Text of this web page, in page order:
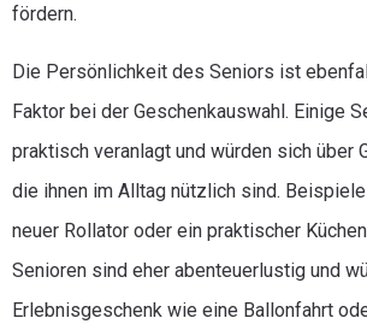
fördern.
Die Persönlichkeit des Seniors ist
Faktor bei der Geschenkauswahl. Einige
praktisch veranlagt und würden sich über
die ihnen im Alltag nützlich sind.
neuer Rollator oder ein praktischer
Senioren sind eher abenteuerlustig und
Erlebnisgeschenk wie eine Ballonfahrt